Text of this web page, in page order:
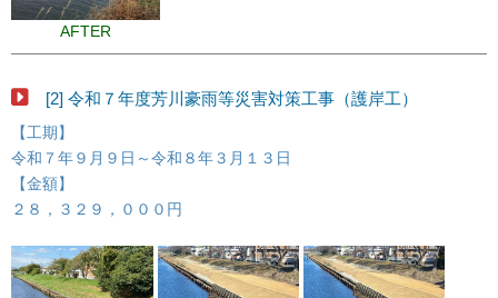
AFTER
[2] 令和７年度芳川豪雨等災害対策工事（護岸工）
【工期】
令和７年９月９日～令和８年３月１３日
【金額】
２８，３２９，０００円